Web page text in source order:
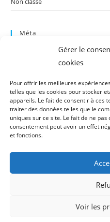
Gérer le
cookies
Pour offrir les meilleures
telles que les cookies pour stocker
appareils. Le fait de consentir à ces
traiter des données telles que le
uniques sur ce site. Le fait de ne
consentement peut avoir un effet
et fonctions.
Voir les
Méta
Flux des publications
Site de WordPress-FR